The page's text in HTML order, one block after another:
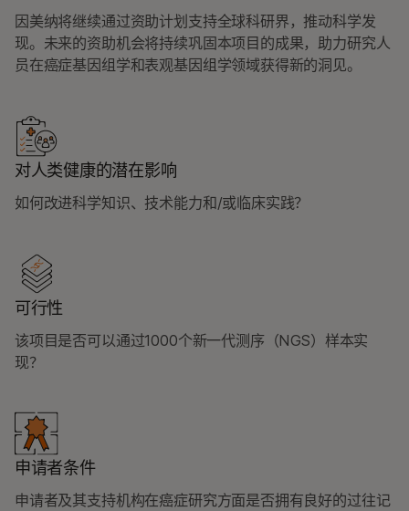
因美纳将继续通过资助计划支持全球科研界，推动科学发
现。未来的资助机会将持续巩固本项目的成果，助力研究人
员在癌症基因组学和表观基因组学领域获得新的洞见。
对人类健康的潜在影响
如何改进科学知识、技术能力和/或临床实践？
可行性
该项目是否可以通过1000个新一代测序（NGS）样本实
现？
申请者条件
申请者及其支持机构在癌症研究方面是否拥有良好的过往记